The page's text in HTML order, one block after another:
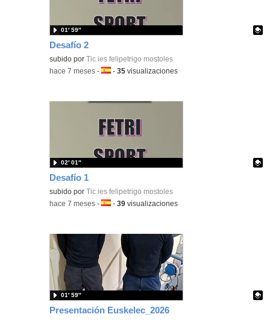
Desafío 2
Contenido educativo.
subido por Tic ies felipetrigo mostoles
01′ 59″
-hace 7 meses -Idioma:
-35 visualizaciones
Desafío 1
Contenido educativo.
subido por Tic ies felipetrigo mostoles
02′ 01″
-hace 7 meses -Idioma:
-39 visualizaciones
Presentación Euskelec_2026
01′ 59″